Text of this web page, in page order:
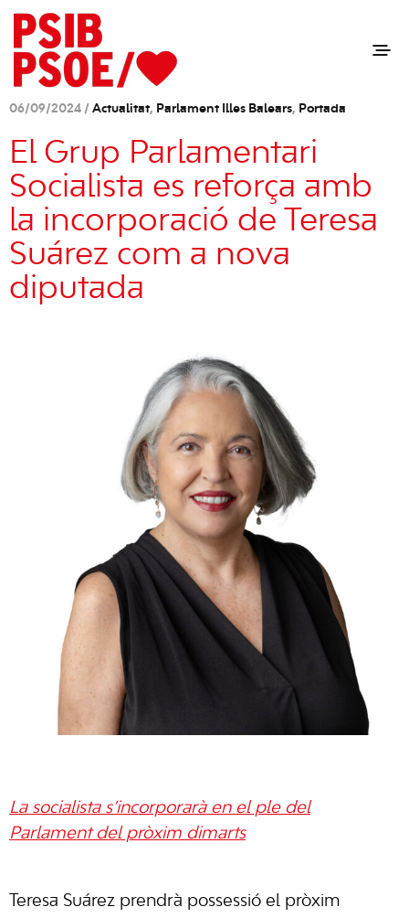
06/09/2024 / Actualitat, Parlament Illes Balears, Portada
El Grup Parlamentari
Socialista es reforça amb
la incorporació de Teresa
Suárez com a nova
diputada
La socialista s’incorporarà en el ple del
Parlament del pròxim dimarts
Teresa Suárez prendrà possessió el pròxim